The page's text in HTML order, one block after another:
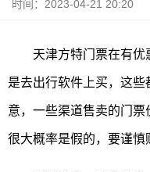
时间：2023-04-21 20:20
天津方特门票在有
是去出行软件上买，这
意，一些渠道售卖的门
很大概率是假的，要谨慎